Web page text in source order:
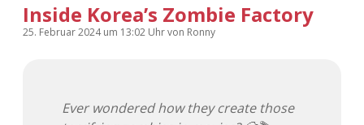
Kopfkinomusik
Täglicher Sinnwahn
Menü
öffnen
Adventskalender 2010
Adventskalender 2012
instagramsoundcloud
Inside Korea’s Zombie Factory
25. Februar 2024um 13:02 Uhrvon Ronny
Ever wondered how they create those